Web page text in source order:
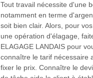
Tout travail nécessite d'une
notamment en terme
soit bien clair. Alors, pour
une opération d'élagage,
ELAGAGE LANDAIS pour
connaître le tarif nécessaire
fixer le prix. Connaître le